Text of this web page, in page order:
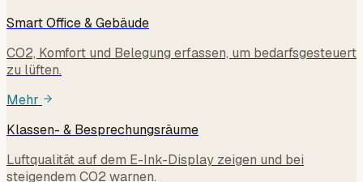
Smart Office & Gebäude
CO2, Komfort und Belegung erfassen, um bedarfsgesteuert
zu lüften.
Mehr
Klassen- & Besprechungsräume
Luftqualität auf dem E-Ink-Display zeigen und bei
steigendem CO2 warnen.